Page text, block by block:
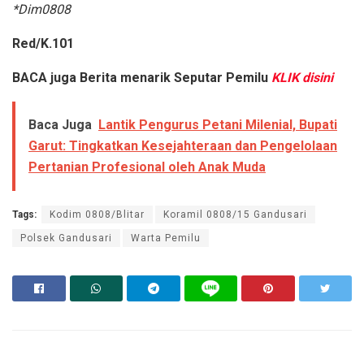
*Dim0808
Red/K.101
BACA juga Berita menarik Seputar Pemilu KLIK disini
Baca Juga Lantik Pengurus Petani Milenial, Bupati
Garut: Tingkatkan Kesejahteraan dan Pengelolaan
Pertanian Profesional oleh Anak Muda
Tags: Kodim 0808/Blitar Koramil 0808/15 Gandusari
Polsek Gandusari Warta Pemilu